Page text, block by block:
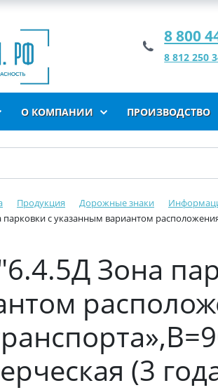
8 800
8 812 250
О КОМПАНИИ ПРОИЗВОДСТВО
Продукция Дорожные знаки
с указанным вариантом
Зона
(3